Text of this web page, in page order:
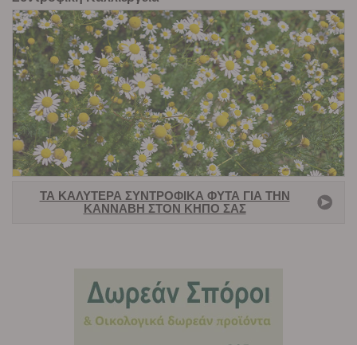
ΤΑ ΚΑΛΎΤΕΡΑ ΣΥΝΤΡΟΦΙΚΆ ΦΥΤΆ ΓΙΑ ΤΗΝ
ΚΆΝΝΑΒΗ ΣΤΟΝ ΚΉΠΟ ΣΑΣ